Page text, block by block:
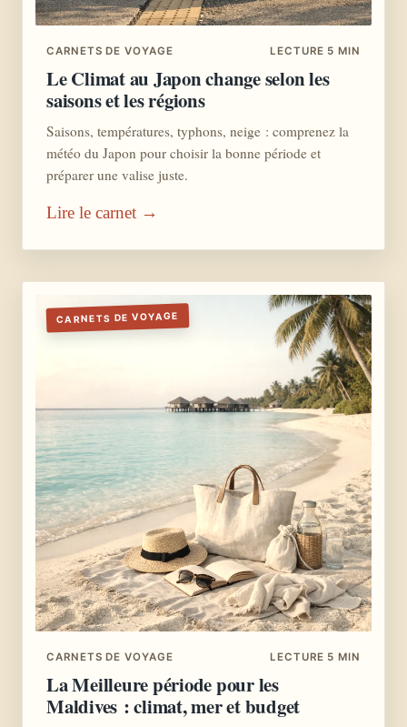
CARNETS DE VOYAGE LECTURE 5 MIN
Le Climat au Japon change selon les
saisons et les régions
Saisons, températures, typhons, neige : comprenez la
météo du Japon pour choisir la bonne période et
préparer une valise juste.
Lire le carnet →
CARNETS DE VOYAGE
CARNETS DE VOYAGE LECTURE 5 MIN
La Meilleure période pour les
Maldives : climat, mer et budget